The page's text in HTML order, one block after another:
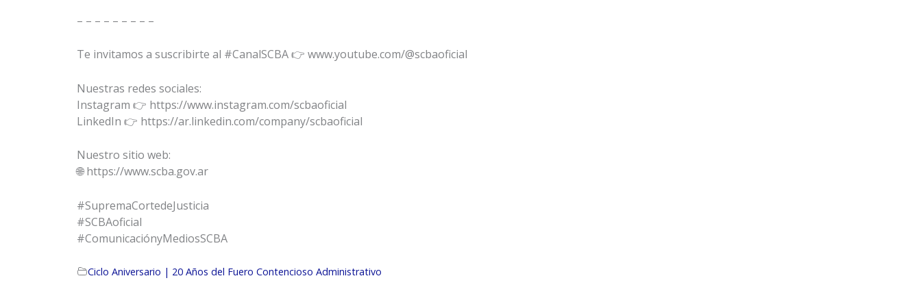
– – – – – – – – –
Te invitamos a suscribirte al #CanalSCBA 👉 www.youtube.com/@scbaoficial
Nuestras redes sociales:
Instagram 👉 https://www.instagram.com/scbaoficial
LinkedIn 👉 https://ar.linkedin.com/company/scbaoficial
Nuestro sitio web:
🌐 https://www.scba.gov.ar
#SupremaCortedeJusticia
#SCBAoficial
#ComunicaciónyMediosSCBA
Ciclo Aniversario | 20 Años del Fuero Contencioso Administrativo